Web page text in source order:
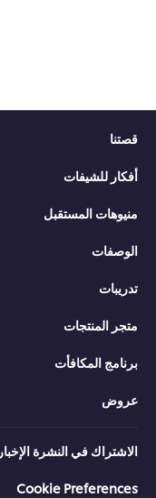
قصتنا
أفكار للشيفات
منيوهات المستقبل
الوصفات
تدريبات
متجر المنتجات
برنامج المكافأت
عروض
الاشتراك في النشرة الإخبارية
Cookie Preferences